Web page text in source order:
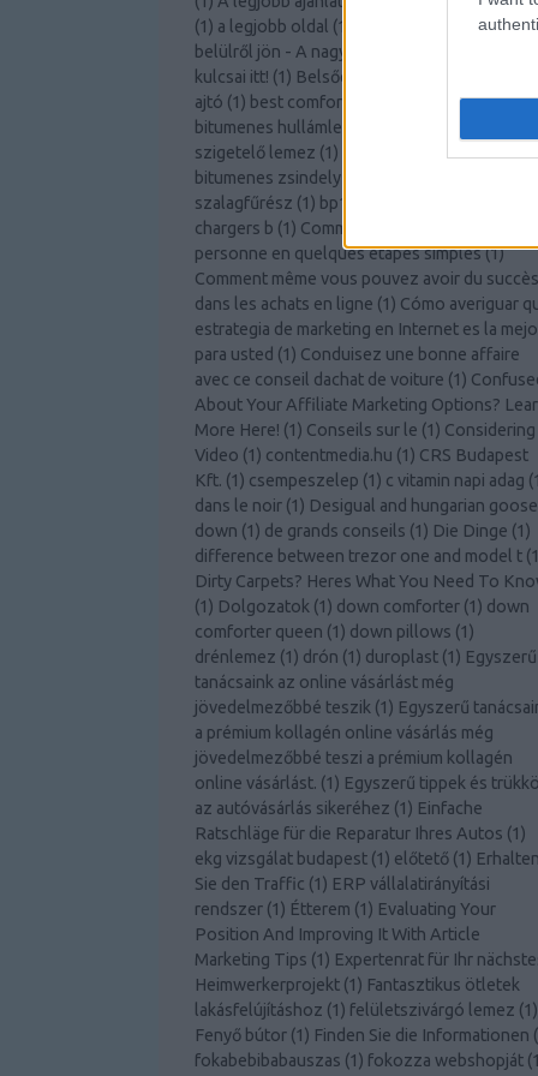
(1) a legjobb oldal (1
A szabadság
belülről jön - A nagyobb személyes fejlődés
kulcsai itt! (1) Belsőépítészeti ötletek
ajtó (1) best comforter bitcoin knots(1)
bitumenes hullámlemez árgép
szigetelő lemez (1) bitumenes vízszigetelés(
bitumenes zsindely tekercs árgép
szalagfűrész (1) bp125
chargers b (1) Comment devenir une meilleure
personne en quelques étapes simples(1)
Comment même vous pouvez avoir du succès
dans les achats en ligne (1) Cómo averiguar
estrategia de marketing en Internet es la
para usted (1) Conduisez une bonne affaire
avec ce conseil dachat de voiture (1)
About Your Affiliate Marketing Options?
More Here! (1) Conseils sur le (1) Considering
Video (1) contentmedia.hu (1) CRS Budapest
Kft. (1) csempeszelep (1) c vitamin napi adag (1
dans le noir (1) Desigual and hungarian goose
down (1) de grands conseils (1) Die Dinge (1)
difference between trezor one and model t (1
Dirty Carpets? Heres What You Need To
(1) Dolgozatok (1) down comforter (1) down
comforter queen (1) down pillows (1)
drénlemez (1) drón (1) duroplast (1) Egyszerű
tanácsaink az online vásárlást még
jövedelmezőbbé teszik (1) Egyszerű
a prémium kollagén online vásárlás még
jövedelmezőbbé teszi a prémium kollagén
online vásárlást. (1) Egyszerű tippek és
az autóvásárlás sikeréhez (1) Einfache
Ratschläge für die Reparatur Ihres Autos (1)
ekg vizsgálat budapest (1) előtető (1) Erhalten
Sie den Traffic (1) ERP vállalatirányítási
rendszer (1) Étterem (1) Evaluating Your
Position And Improving It With Article
Marketing Tips (1) Expertenrat für Ihr
Heimwerkerprojekt (1) Fantasztikus ötletek
lakásfelújításhoz (1) felületszivárgó lemez (1)
Fenyő bútor (1) Finden Sie die Informationen (
fokabebibabauszas (1) fokozza webshopját (1